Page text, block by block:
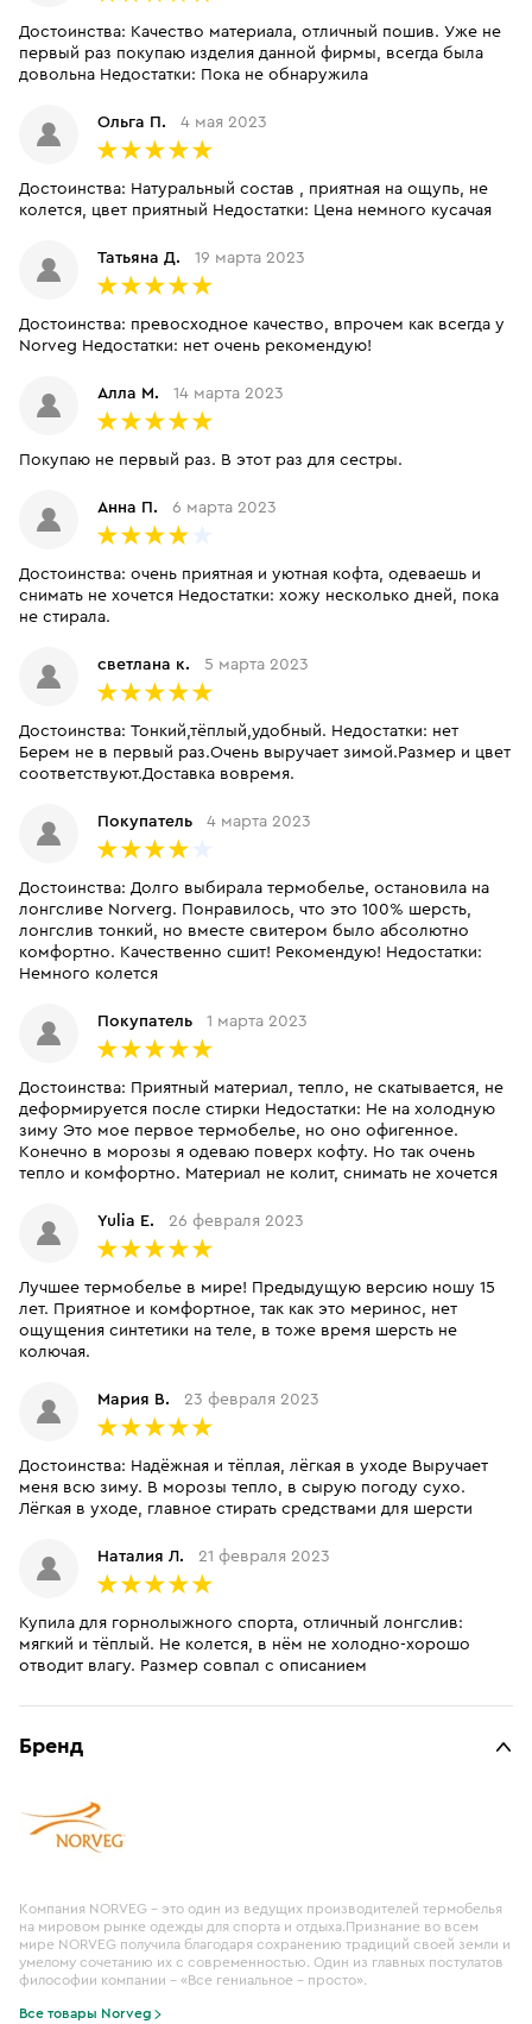
Достоинства: Качество материала, отличный пошив. Уже не
первый раз покупаю изделия данной фирмы, всегда была
довольна Недостатки: Пока не обнаружила
Ольга П. 4 мая 2023
Достоинства: Натуральный состав , приятная на ощупь, не
колется, цвет приятный Недостатки: Цена немного кусачая
Татьяна Д. 19 марта 2023
Достоинства: превосходное качество, впрочем как всегда у
Norveg Недостатки: нет очень рекомендую!
Алла М. 14 марта 2023
Покупаю не первый раз. В этот раз для сестры.
Анна П. 6 марта 2023
Достоинства: очень приятная и уютная кофта, одеваешь и
снимать не хочется Недостатки: хожу несколько дней, пока
не стирала.
светлана к. 5 марта 2023
Достоинства: Тонкий,тёплый,удобный. Недостатки: нет
Берем не в первый раз.Очень выручает зимой.Размер и цвет
соответствуют.Доставка вовремя.
Покупатель 4 марта 2023
Достоинства: Долго выбирала термобелье, остановила на
лонгсливе Norverg. Понравилось, что это 100% шерсть,
лонгслив тонкий, но вместе свитером было абсолютно
комфортно. Качественно сшит! Рекомендую! Недостатки:
Немного колется
Покупатель 1 марта 2023
Достоинства: Приятный материал, тепло, не скатывается, не
деформируется после стирки Недостатки: Не на холодную
зиму Это мое первое термобелье, но оно офигенное.
Конечно в морозы я одеваю поверх кофту. Но так очень
тепло и комфортно. Материал не колит, снимать не хочется
Yulia E. 26 февраля 2023
Лучшее термобелье в мире! Предыдущую версию ношу 15
лет. Приятное и комфортное, так как это меринос, нет
ощущения синтетики на теле, в тоже время шерсть не
колючая.
Мария В. 23 февраля 2023
Достоинства: Надёжная и тёплая, лёгкая в уходе Выручает
меня всю зиму. В морозы тепло, в сырую погоду сухо.
Лёгкая в уходе, главное стирать средствами для шерсти
Наталия Л. 21 февраля 2023
Купила для горнолыжного спорта, отличный лонгслив:
мягкий и тёплый. Не колется, в нём не холодно-хорошо
отводит влагу. Размер совпал с описанием
Бренд
Компания NORVEG – это один из ведущих производителей термобелья
на мировом рынке одежды для спорта и отдыха.Признание во всем
мире NORVEG получила благодаря сохранению традиций своей земли и
умелому сочетанию их с современностью. Один из главных постулатов
философии компании – «Все гениальное – просто».
Все товары Norveg